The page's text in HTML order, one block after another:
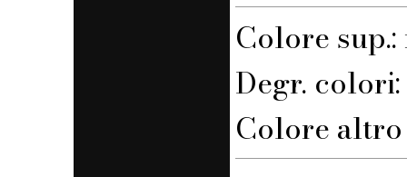
Colore
Degr.
Colore altro